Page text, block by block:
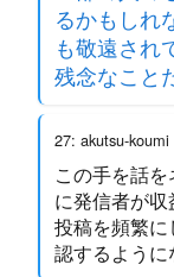
るかもしれ
も敬遠され
残念なこと
27: akutsu-koumi
この手を話
に発信者が
投稿を頻繁
認するように